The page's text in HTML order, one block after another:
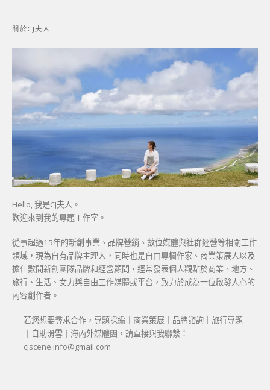
字:
關於CJ夫人
Hello, 我是CJ夫人。
歡迎來到我的專題工作室。
從事超過15年的新創事業、品牌營銷、數位媒體與社群經營等相關工作
領域，現為自有品牌主理人，同時也是自由專欄作家、商業策展人以及
擔任數間新創團隊品牌和經營顧問，經常發表個人觀點於商業、地方、
旅行、生活、女力與自由工作媒體或平台，致力於成為一位啟發人心的
內容創作者。
若您想要尋求合作，專題採編｜商業策展｜品牌諮詢｜旅行專題
｜自助滑雪｜海內外媒體團，請直接與我聯繫：
cjscene.info@gmail.com